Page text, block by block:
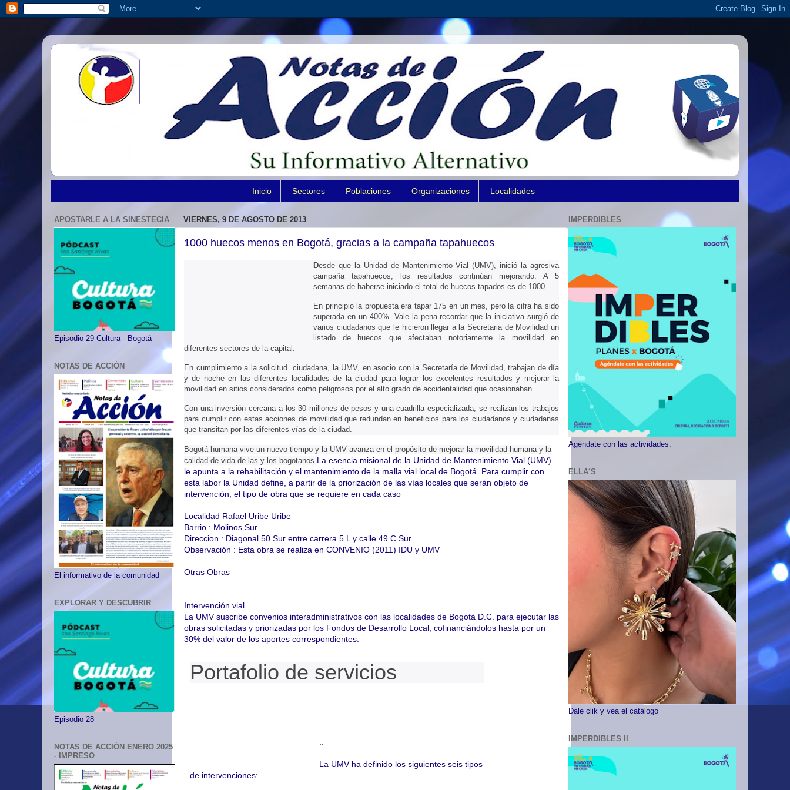
Inicio Sectores Poblaciones Organizaciones Localidades
VIERNES, 9 DE AGOSTO DE 2013
1000 huecos menos en Bogotá, gracias a la campaña tapahuecos
Desde que la Unidad de Mantenimiento Vial (UMV), inició la agresiva
campaña tapahuecos, los resultados continúan mejorando. A 5
semanas de haberse iniciado el total de huecos tapados es de 1000.
En principio la propuesta era tapar 175 en un mes, pero la cifra ha sido
superada en un 400%. Vale la pena recordar que la iniciativa surgió de
varios ciudadanos que le hicieron llegar a la Secretaria de Movilidad un
listado de huecos que afectaban notoriamente la movilidad en
diferentes sectores de la capital.
En cumplimiento a la solicitud ciudadana, la UMV, en asocio con la Secretaría de Movilidad, trabajan de día
y de noche en las diferentes localidades de la ciudad para lograr los excelentes resultados y mejorar la
movilidad en sitios considerados como peligrosos por el alto grado de accidentalidad que ocasionaban.
Con una inversión cercana a los 30 millones de pesos y una cuadrilla especializada, se realizan los trabajos
para cumplir con estas acciones de movilidad que redundan en beneficios para los ciudadanos y ciudadanas
que transitan por las diferentes vías de la ciudad.
Bogotá humana vive un nuevo tiempo y la UMV avanza en el propósito de mejorar la movilidad humana y la
calidad de vida de las y los bogotanos.La esencia misional de la Unidad de Mantenimiento Vial (UMV)
le apunta a la rehabilitación y el mantenimiento de la malla vial local de Bogotá. Para cumplir con
esta labor la Unidad define, a partir de la priorización de las vías locales que serán objeto de
intervención, el tipo de obra que se requiere en cada caso
Localidad Rafael Uribe Uribe
Barrio : Molinos Sur
Direccion : Diagonal 50 Sur entre carrera 5 L y calle 49 C Sur
Observación : Esta obra se realiza en CONVENIO (2011) IDU y UMV
Otras Obras
Intervención vial
La UMV suscribe convenios interadministrativos con las localidades de Bogotá D.C. para ejecutar las
obras solicitadas y priorizadas por los Fondos de Desarrollo Local, cofinanciándolos hasta por un
30% del valor de los aportes correspondientes.
Portafolio de servicios
..
La UMV ha definido los siguientes seis tipos
de intervenciones:
APOSTARLE A LA SINESTECIA
Episodio 29 Cultura - Bogotá
NOTAS DE ACCIÓN
El informativo de la comunidad
EXPLORAR Y DESCUBRIR
Episodio 28
NOTAS DE ACCIÓN ENERO 2025
- IMPRESO
IMPERDIBLES
Agéndate con las actividades.
ELLA´S
Dale clik y vea el catálogo
IMPERDIBLES II